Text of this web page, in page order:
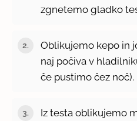
zgnetemo gladko
Oblikujemo kepo in
naj počiva v
če pustimo čez noč).
Iz testa oblikujemo